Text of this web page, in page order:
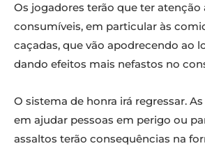
Os jogadores terão que ter atenção
consumíveis, em particular às
caçadas, que vão apodrecendo ao
dando efeitos mais nefastos no
O sistema de honra irá regressar.
em ajudar pessoas em perigo ou
assaltos terão consequências na